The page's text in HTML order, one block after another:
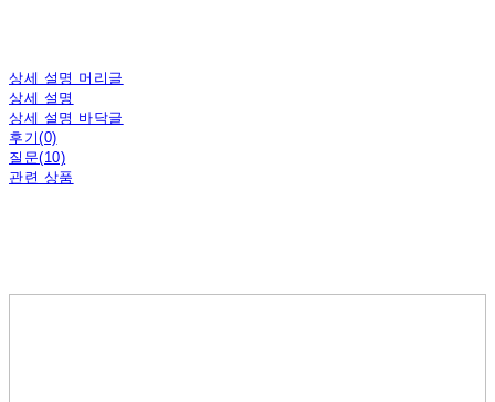
상세 설명 머리글
상세 설명
상세 설명 바닥글
후기(0)
질문(10)
관련 상품